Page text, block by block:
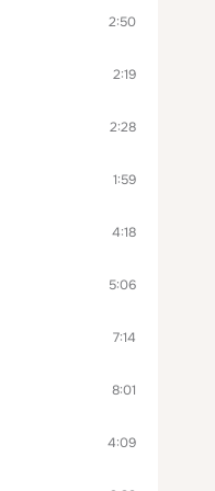
2:50
2:19
2:28
1:59
4:18
5:06
7:14
8:01
4:09